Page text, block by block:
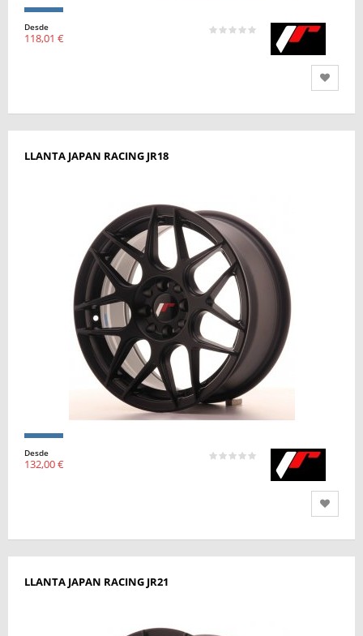
Desde
118,01 €
LLANTA JAPAN RACING JR18
Desde
132,00 €
LLANTA JAPAN RACING JR21